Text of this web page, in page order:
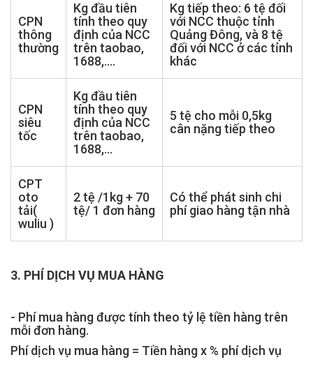
CPN
thông
thường
Kg đầu tiên
tính theo quy
định của NCC
trên taobao,
1688,....
Kg tiếp theo: 6 tệ đối
với NCC thuộc tỉnh
Quảng Đông, và 8 tệ
đối với NCC ở các tỉnh
khác
CPN
siêu
tốc
Kg đầu tiên
tính theo quy
định của NCC
trên taobao,
1688,...
5 tệ cho mỗi 0,5kg
cân nặng tiếp theo
CPT
oto
tải(
wuliu )
2 tệ /1kg + 70
tệ/ 1 đơn hàng
Có thể phát sinh chi
phí giao hàng tận nhà
3. PHÍ DỊCH VỤ MUA HÀNG
- Phí mua hàng được tính theo tỷ lệ tiền hàng trên
mỗi đơn hàng.
Phí dịch vụ mua hàng = Tiền hàng x % phí dịch vụ